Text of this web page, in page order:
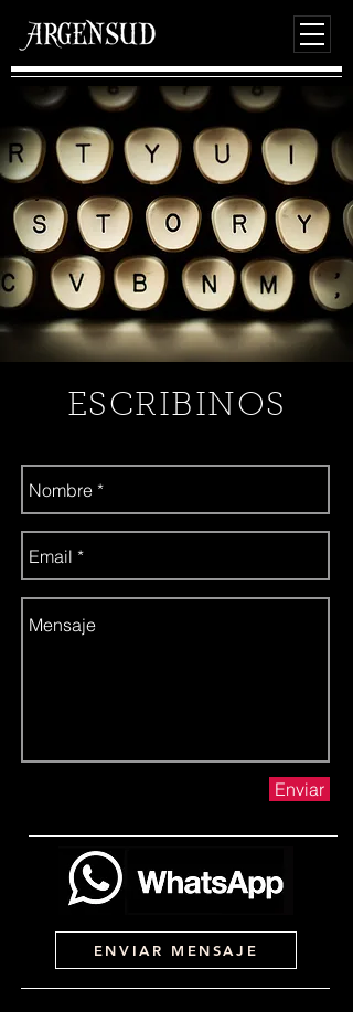
ESCRIBINOS
Enviar
ENVIAR MENSAJE